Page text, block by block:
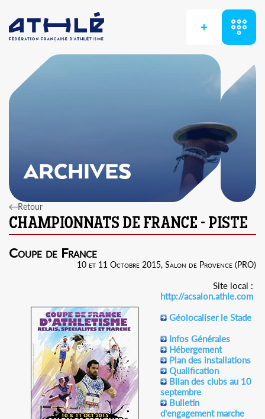
+
ARCHIVES
Retour
Coupe de France
10 et 11 Octobre 2015, Salon de Provence (PRO)
Site local :
http://acsalon.athle.com
Géolocaliser le Stade
Infos Générales
Hébergement
Plan des installations
Qualification
Bilan des clubs au 10
septembre
Bulletin
d'engagement marche